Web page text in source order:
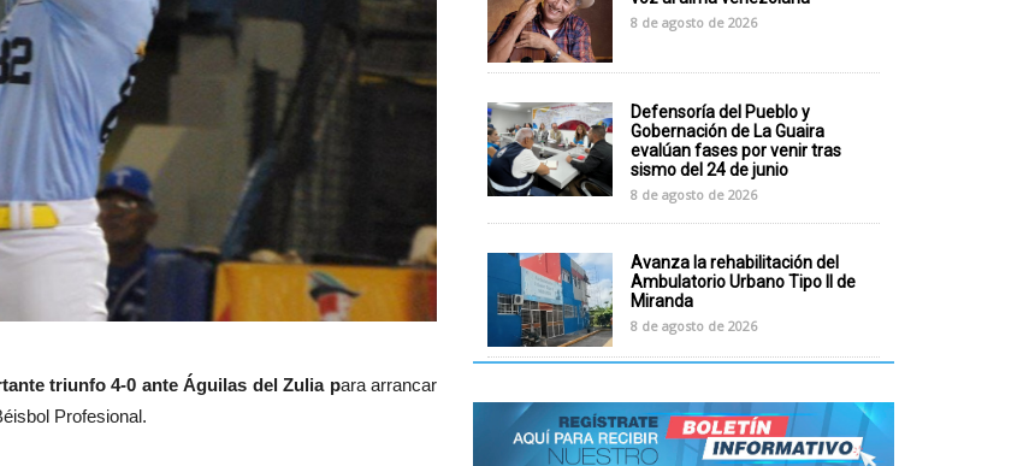
triunfo 4-0 ante Águilas del Zulia para arrancar
Profesional.
8 de agosto de 2026
Defensoría del Pueblo y
Gobernación de La Guaira
evalúan fases por venir tras
sismo del 24 de junio
8 de agosto de 2026
Avanza la rehabilitación del
Ambulatorio Urbano Tipo II de
Miranda
8 de agosto de 2026